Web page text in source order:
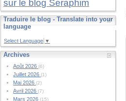
sur le blog Seraphim
Traduire le blog - Translate into your
language
Select Language ▼
Archives
Août 2026(6)
Juillet 2026(1)
Mai 2026(2)
Avril 2026(7)
Mars 2026(15)